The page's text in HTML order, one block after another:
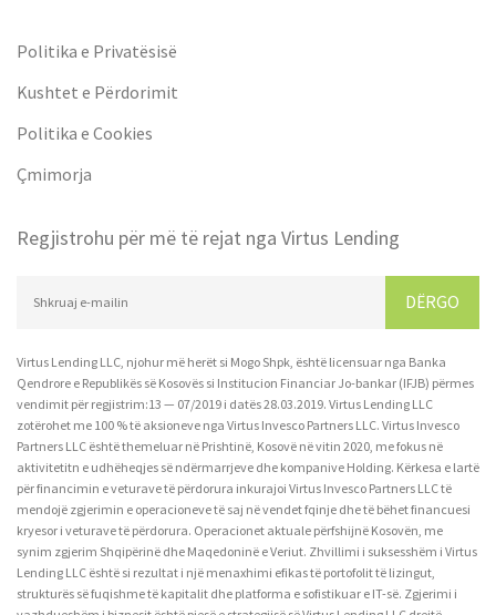
Politika e Privatësisë
Kushtet e Përdorimit
Politika e Cookies
Çmimorja
Regjistrohu për më të rejat nga Virtus Lending
DËRGO
Virtus Lending LLC, njohur më herët si Mogo Shpk, është licensuar nga Banka
Qendrore e Republikës së Kosovës si Institucion Financiar Jo-bankar (IFJB) përmes
vendimit për regjistrim:13 — 07/2019 i datës 28.03.2019. Virtus Lending LLC
zotërohet me 100 % të aksioneve nga Virtus Invesco Partners LLC. Virtus Invesco
Partners LLC është themeluar në Prishtinë, Kosovë në vitin 2020, me fokus në
aktivitetitn e udhëheqjes së ndërmarrjeve dhe kompanive Holding. Kërkesa e lartë
për financimin e veturave të përdorura inkurajoi Virtus Invesco Partners LLC të
mendojë zgjerimin e operacioneve të saj në vendet fqinje dhe të bëhet financuesi
kryesor i veturave të përdorura. Operacionet aktuale përfshijnë Kosovën, me
synim zgjerim Shqipërinë dhe Maqedoninë e Veriut. Zhvillimi i suksesshëm i Virtus
Lending LLC është si rezultat i një menaxhimi efikas të portofolit të lizingut,
strukturës së fuqishme të kapitalit dhe platforma e sofistikuar e IT-së. Zgjerimi i